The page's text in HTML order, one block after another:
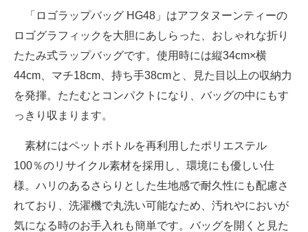
「ロゴラップバッグ HG48」はアフタヌーンティーの
ロゴグラフィックを大胆にあしらった、おしゃれな折り
たたみ式ラップバッグです。使用時には縦34cm×横
44cm、マチ18cm、持ち手38cmと、見た目以上の収納力
を発揮。たたむとコンパクトになり、バッグの中にもす
っきり収まります。
素材にはペットボトルを再利用したポリエステル
100％のリサイクル素材を採用し、環境にも優しい仕
様。ハリのあるさらりとした生地感で耐久性にも配慮さ
れており、洗濯機で丸洗い可能なため、汚れやにおいが
気になる時のお手入れも簡単です。バッグを開くと見た